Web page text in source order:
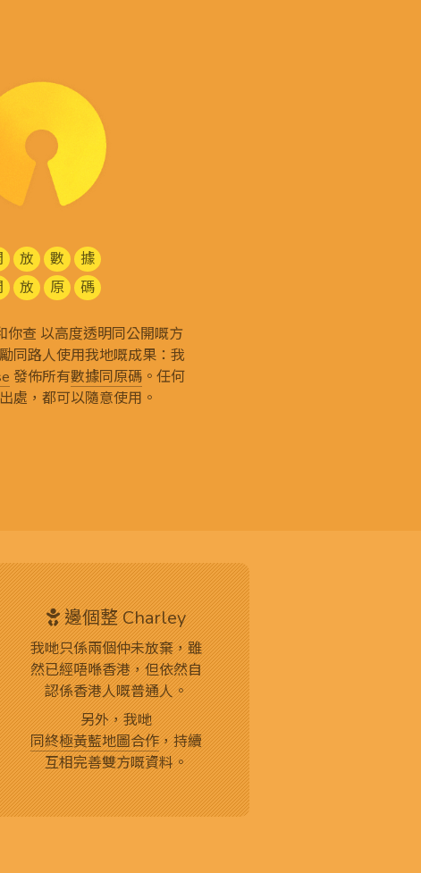
放 數
據
放 原 碼
你查 以高度透明同公開嘅方
同路人使用我地嘅成果：我
發佈所有數據同原碼。任何
處，都可以隨意使用。
邊個整 Charley
我哋只係兩個仲未放棄，雖
然已經唔喺香港，但依然自
認係香港人嘅普通人。
另外，我哋
同終極黃藍地圖合作，持續
互相完善雙方嘅資料。